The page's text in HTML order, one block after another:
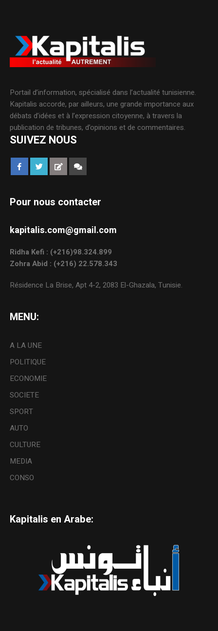
Portail d’information, spécialisé dans l’actualité tunisienne.
Kapitalis accorde, par ailleurs, une grande importance aux
débats d’idées et à l’expression citoyenne, à travers la
publication de tribunes, d’opinions et de commentaires.
SUIVEZ NOUS
Pour nous contacter
kapitalis.com@gmail.com
Ridha Kefi : (+216)98.324.899
Zohra Abid : (+216) 22.578.343
Résidence La Brise, Apt 4-2, 2083 El-Ghazala, Tunisie.
MENU:
A LA UNE
POLITIQUE
ECONOMIE
SOCIETE
SPORT
AUTO
CULTURE
MEDIA
CONSO
Kapitalis en Arabe: